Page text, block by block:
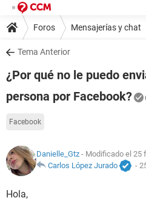
Foros Mensajerías y chat
Tema Anterior
¿Por qué no le puedo
persona por Facebook?
Facebook
Danielle_Gtz - Modificado el 25
Carlos López Jurado
-
Hola,